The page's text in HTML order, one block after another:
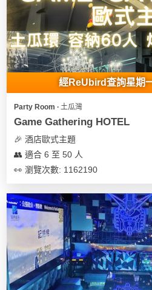
經ReUbird查詢星期
Party Room ∙ 土瓜灣
Game Gathering HOTEL
🎉 酒店歐式主題
👥 適合 6 至 50 人
👀 瀏覽次數: 1162190